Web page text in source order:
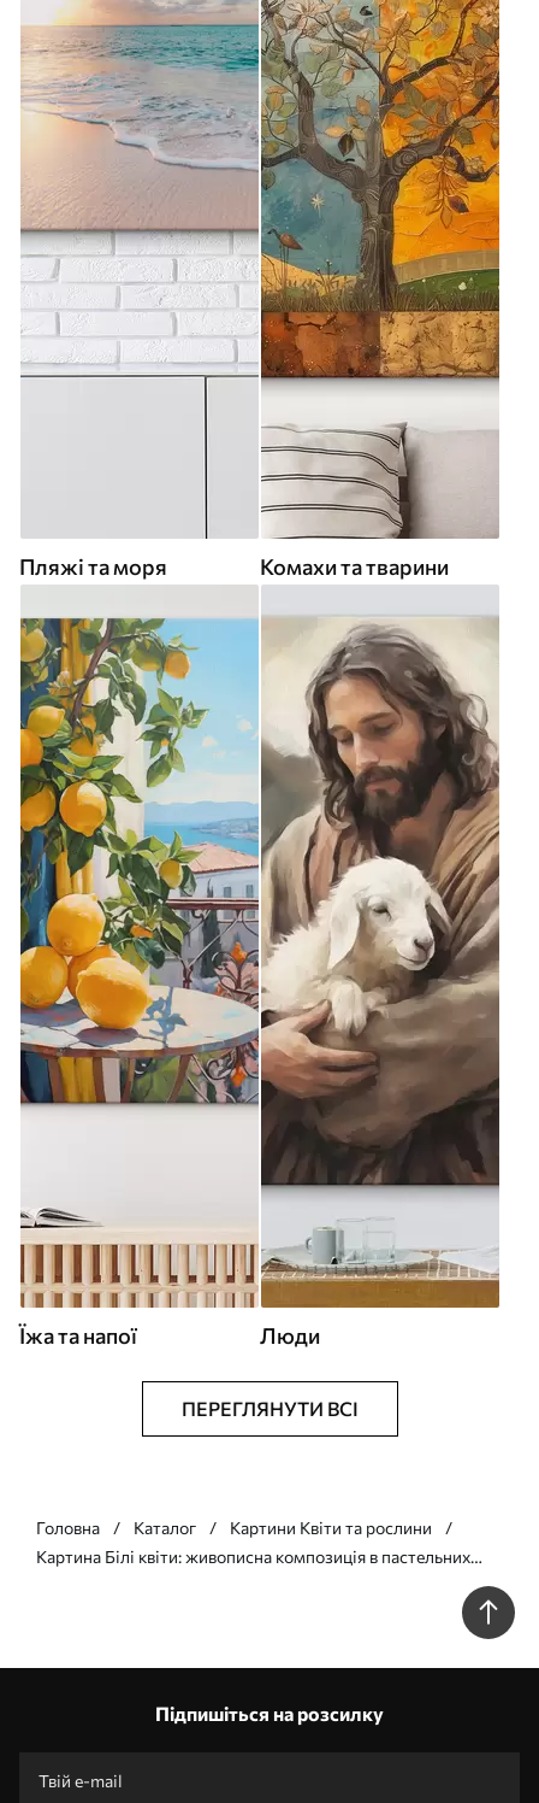
Пляжі та моря Комахи та тварини
Їжа та напої Люди
ПЕРЕГЛЯНУТИ ВСІ
Головна Каталог
Картини Квіти та рослини
Картина Білі квіти: живописна композиція в пастельних
Підпишіться на розсилку